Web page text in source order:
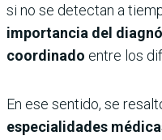
si no se detectan a
importancia del
coordinado entre los
En ese sentido, se
especialidades